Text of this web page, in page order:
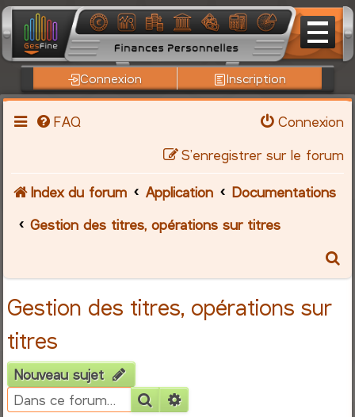
Connexion Inscription
FAQ
Connexion
S’enregistrer sur le forum
Index du forum Application
Documentations
Gestion des titres, opérations sur titres
Gestion des titres, opérations sur
titres
Nouveau sujet
Rechercher